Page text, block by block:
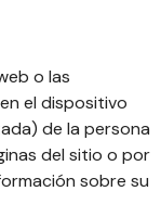
o las
el dispositivo
de la persona
del sitio o por
sobre su